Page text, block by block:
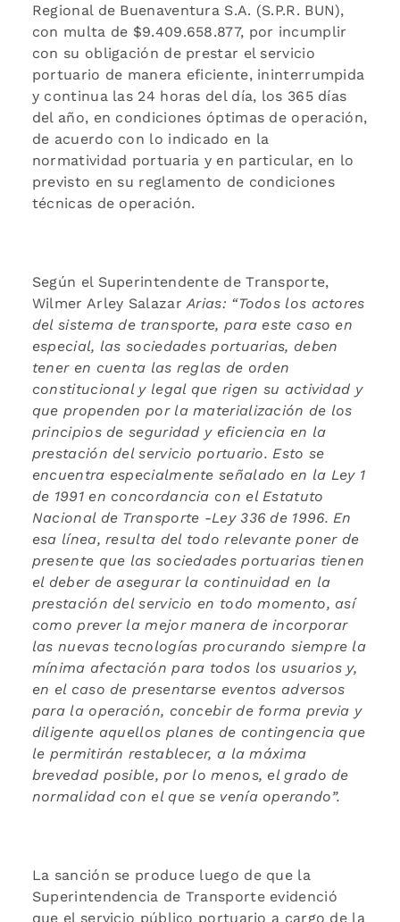
Regional de Buenaventura S.A. (S.P.R. BUN),
con multa de $9.409.658.877, por incumplir
con su obligación de prestar el servicio
portuario de manera eficiente, ininterrumpida
y continua las 24 horas del día, los 365 días
del año, en condiciones óptimas de operación,
de acuerdo con lo indicado en la
normatividad portuaria y en particular, en lo
previsto en su reglamento de condiciones
técnicas de operación.
Según el Superintendente de Transporte,
Wilmer Arley SalazarArias: “Todos los actores
del sistema de transporte, para este caso en
especial, las sociedades portuarias, deben
tener en cuenta las reglas de orden
constitucional y legal que rigen su actividad y
que propenden por la materialización de los
principios de seguridad y eficiencia en la
prestación del servicio portuario. Esto se
encuentra especialmente señalado en la Ley 1
de 1991 en concordancia con el Estatuto
Nacional de Transporte -Ley 336 de 1996. En
esa línea, resulta del todo relevante poner de
presente que las sociedades portuarias tienen
el deber de asegurar la continuidad en la
prestación del servicio en todo momento, así
como prever la mejor manera de incorporar
las nuevas tecnologías procurando siempre la
mínima afectación para todos los usuarios y,
en el caso de presentarse eventos adversos
para la operación, concebir de forma previa y
diligente aquellos planes de contingencia que
le permitirán restablecer, a la máxima
brevedad posible, por lo menos, el grado de
normalidad con el que se venía operando”.
La sanción se produce luego de que la
Superintendencia de Transporte evidenció
que el servicio público portuario a cargo de la